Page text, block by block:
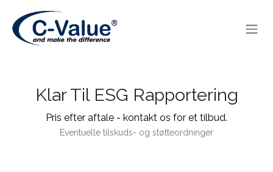
Klar Til ESG Rapportering
Pris efter aftale - kontakt os for et tilbud.
Eventuelle tilskuds- og støtteordninger